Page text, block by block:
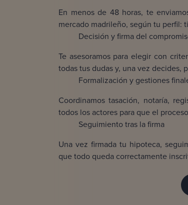
En menos de 48 horas, te
mercado madrileño, según tu perfil:
Decisión y firma del
Te asesoramos para elegir con
todas tus dudas y, una vez decides,
Formalización y gestiones
Coordinamos tasación, notaría,
todos los actores para que el
Seguimiento tras la firma
Una vez firmada tu hipoteca,
que todo queda correctamente